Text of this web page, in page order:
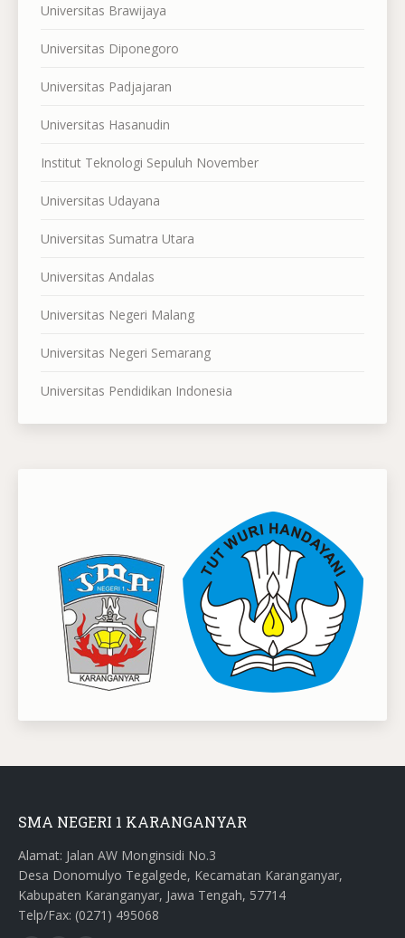
Universitas Brawijaya
Universitas Diponegoro
Universitas Padjajaran
Universitas Hasanudin
Institut Teknologi Sepuluh November
Universitas Udayana
Universitas Sumatra Utara
Universitas Andalas
Universitas Negeri Malang
Universitas Negeri Semarang
Universitas Pendidikan Indonesia
SMA NEGERI 1 KARANGANYAR
Alamat: Jalan AW Monginsidi No.3
Desa Donomulyo Tegalgede, Kecamatan Karanganyar,
Kabupaten Karanganyar, Jawa Tengah, 57714
Telp/Fax: (0271) 495068